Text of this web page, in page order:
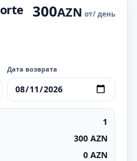
300AZN от/ день
Дата возврата
1
300 AZN
0 AZN